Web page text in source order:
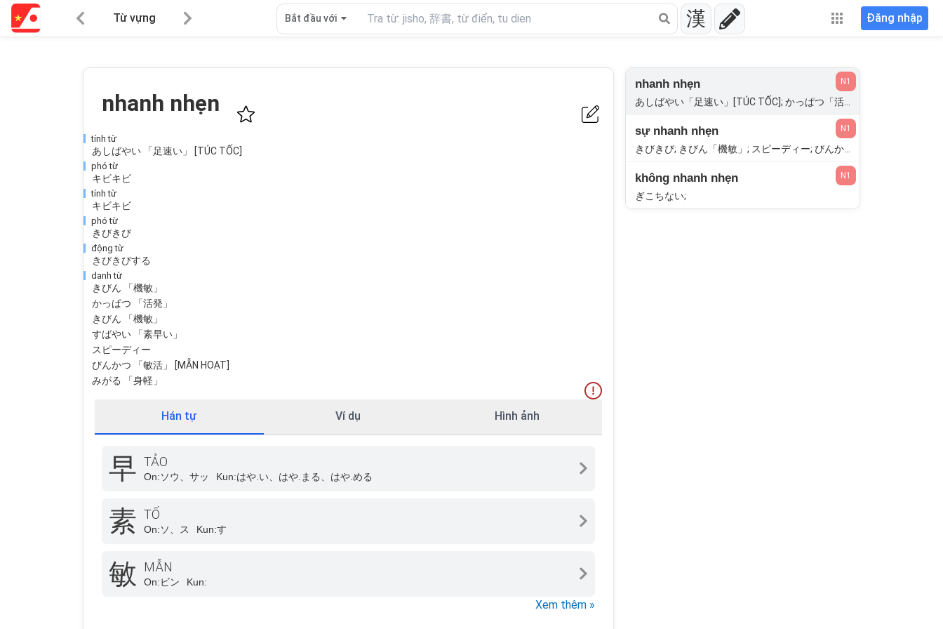
Từ vựng 漢
Bắt đầu với Đăng nhập
nhanh nhẹn
tính từ
あしばやい 「足速い」 [TÚC TỐC]
phó từ
キビキビ
tính từ
キビキビ
phó từ
きびきび
động từ
きびきびする
danh từ
きびん 「機敏」
かっぱつ 「活発」
きびん 「機敏」
すばやい 「素早い」
スピーディー
びんかつ 「敏活」 [MẪN HOẠT]
みがる 「身軽」
Hán tự Ví dụ Hình ảnh
早 TẢO
On:ソウ、サッ Kun:はや.い、はや.まる、はや.める
素 TỐ
On:ソ、ス Kun:す
敏 MẪN
On:ビン Kun:
Xem thêm »
nhanh nhẹn
あしばやい「足速い」[TÚC TỐC]; かっぱつ「活発」; きびん「機敏」; すばやい「素早い」; スピーディー; びんかつ「敏活」[MẪN HOẠT]; みがる「身軽」; キビキビ; きびきび; きびきびする; きびん「機敏」;
N1
sự nhanh nhẹn
きびきび; きびん「機敏」; スピーディー; びんかつ「敏活」[MẪN HOẠT]; みがる「身軽」;
N1
không nhanh nhẹn
ぎこちない;
N1